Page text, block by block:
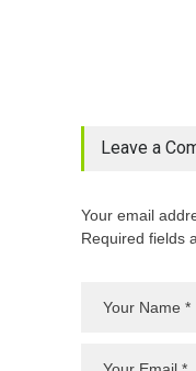
Leave a
Your email
Required fields